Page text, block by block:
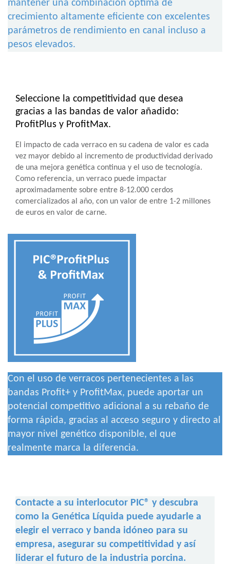
mantener una combinación óptima de
crecimiento altamente eficiente con excelentes
parámetros de rendimiento en canal incluso a
pesos elevados.
Seleccione la competitividad que desea
gracias a las bandas de valor añadido:
ProfitPlus y ProfitMax.
El impacto de cada verraco en su cadena de valor es cada
vez mayor debido al incremento de productividad derivado
de una mejora genética continua y el uso de tecnología.
Como referencia, un verraco puede impactar
aproximadamente sobre entre 8-12.000 cerdos
comercializados al año, con un valor de entre 1-2 millones
de euros en valor de carne.
Con el uso de verracos pertenecientes a las
bandas Profit+ y ProfitMax, puede aportar un
potencial competitivo adicional a su rebaño de
forma rápida, gracias al acceso seguro y directo al
mayor nivel genético disponible, el que
realmente marca la diferencia.
Contacte a su interlocutor PIC® y descubra
como la Genética Líquida puede ayudarle a
elegir el verraco y banda idóneo para su
empresa, asegurar su competitividad y así
liderar el futuro de la industria porcina.